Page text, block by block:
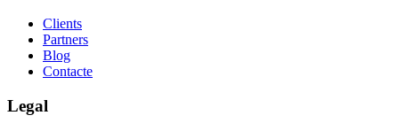
Clients
Partners
Blog
Contacte
Legal